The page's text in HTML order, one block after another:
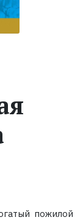
пожилой